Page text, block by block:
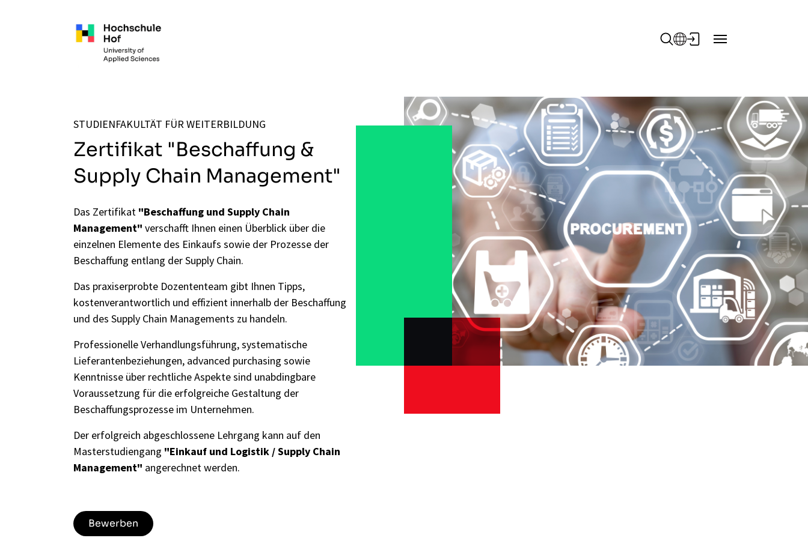
STUDIENFAKULTÄT FÜR WEITERBILDUNG
Zertifikat "Beschaffung &
Supply Chain Management"
Das Zertifikat "Beschaffung und Supply Chain
Management" verschafft Ihnen einen Überblick über die
einzelnen Elemente des Einkaufs sowie der Prozesse der
Beschaffung entlang der Supply Chain.
Das praxiserprobte Dozententeam gibt Ihnen Tipps,
kostenverantwortlich und effizient innerhalb der Beschaffung
und des Supply Chain Managements zu handeln.
Professionelle Verhandlungsführung, systematische
Lieferantenbeziehungen, advanced purchasing sowie
Kenntnisse über rechtliche Aspekte sind unabdingbare
Voraussetzung für die erfolgreiche Gestaltung der
Beschaffungsprozesse im Unternehmen.
Der erfolgreich abgeschlossene Lehrgang kann auf den
Masterstudiengang "Einkauf und Logistik / Supply Chain
Management" angerechnet werden.
Bewerben